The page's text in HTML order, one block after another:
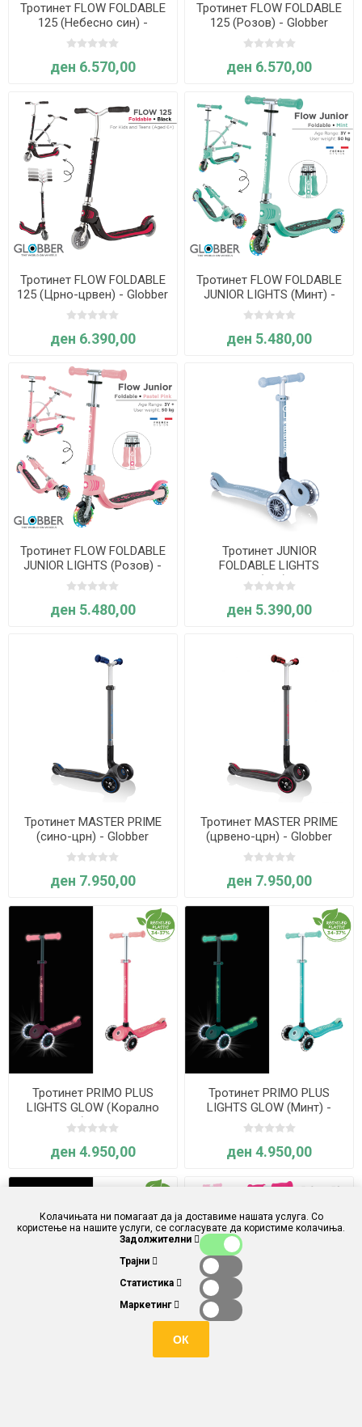
Тротинет FLOW FOLDABLE
125 (Небесно син) -
Globber
ден 6.570,00
Тротинет FLOW FOLDABLE
125 (Розов) - Globber
ден 6.570,00
Тротинет FLOW FOLDABLE
125 (Црно-црвен) - Globber
ден 6.390,00
Тротинет FLOW FOLDABLE
JUNIOR LIGHTS (Минт) -
Globber
ден 5.480,00
Тротинет FLOW FOLDABLE
JUNIOR LIGHTS (Розов) -
Globber
ден 5.480,00
Тротинет JUNIOR
FOLDABLE LIGHTS
ECOLOGIC (син) - Globber
ден 5.390,00
Тротинет MASTER PRIME
(сино-црн) - Globber
ден 7.950,00
Тротинет MASTER PRIME
(црвено-црн) - Globber
ден 7.950,00
Тротинет PRIMO PLUS
LIGHTS GLOW (Корално
розов) - Globber
ден 4.950,00
Тротинет PRIMO PLUS
LIGHTS GLOW (Минт) -
Globber
ден 4.950,00
Колачињата ни помагаат да ја доставиме нашата услуга. Со
користење на нашите услуги, се согласувате да користиме колачиња.
Задолжителни
Трајни
Статистика
Маркетинг
ОК